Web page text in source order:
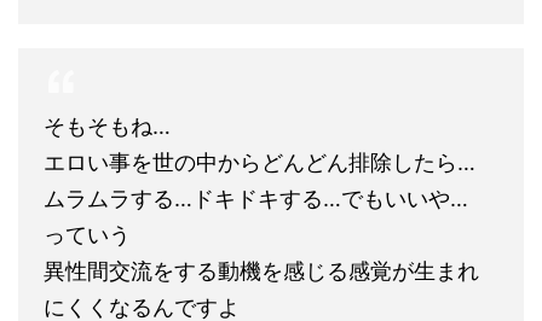
そもそもね…
エロい事を世の中からどんどん排除したら…
ムラムラする…ドキドキする…でもいいや…
っていう
異性間交流をする動機を感じる感覚が生まれ
にくくなるんですよ